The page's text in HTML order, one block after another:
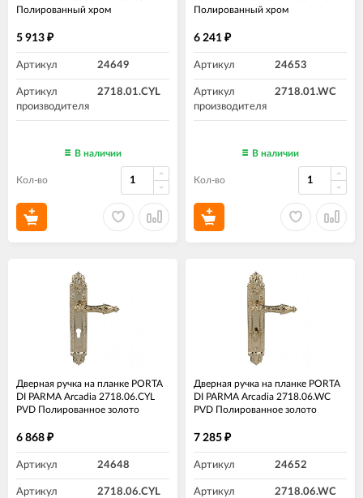
Полированный хром
5 913 ₽
Артикул 24649
Артикул
производителя
2718.01.CYL
В наличии
Кол-во
Полированный хром
6 241 ₽
Артикул 24653
Артикул
производителя
2718.01.WC
В наличии
Кол-во
Дверная ручка на планке PORTA
DI PARMA Arcadia 2718.06.CYL
PVD Полированное золото
6 868 ₽
Артикул 24648
Артикул 2718.06.CYL
Дверная ручка на планке PORTA
DI PARMA Arcadia 2718.06.WC
PVD Полированное золото
7 285 ₽
Артикул 24652
Артикул 2718.06.WC